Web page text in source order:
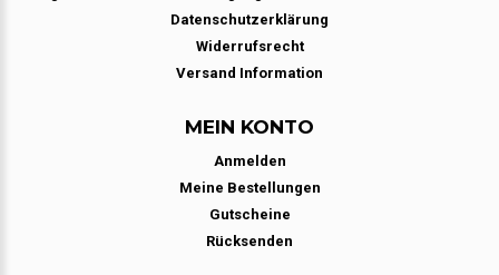
Datenschutzerklärung
Widerrufsrecht
Versand Information
MEIN KONTO
Anmelden
Meine Bestellungen
Gutscheine
Rücksenden